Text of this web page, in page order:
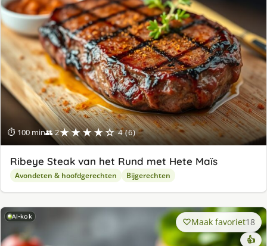
⏱ 100 min👥 2★★★★☆ 4 (6)
Ribeye Steak van het Rund met Hete Maïs
Avondeten & hoofdgerechten Bijgerechten
AI-kok Maak favoriet18
👍